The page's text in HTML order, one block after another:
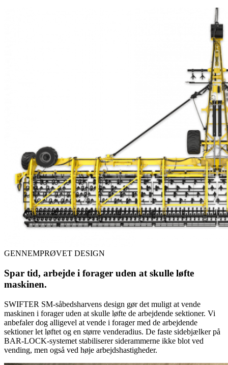
GENNEMPRØVET DESIGN
Spar tid, arbejde i forager uden at skulle løfte
maskinen.
SWIFTER SM-såbedsharvens design gør det muligt at vende
maskinen i forager uden at skulle løfte de arbejdende sektioner. Vi
anbefaler dog alligevel at vende i forager med de arbejdende
sektioner let løftet og en større venderadius. De faste sidebjælker på
BAR-LOCK-systemet stabiliserer siderammerne ikke blot ved
vending, men også ved høje arbejdshastigheder.